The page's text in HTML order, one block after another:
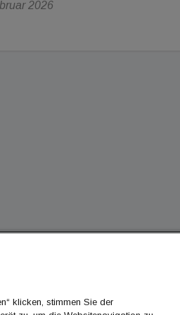
2026
BUILDINGTIMES
klicken, stimmen Sie der